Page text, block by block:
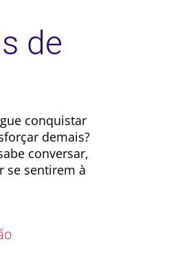
de
conquistar
demais?
conversar,
se sentirem à